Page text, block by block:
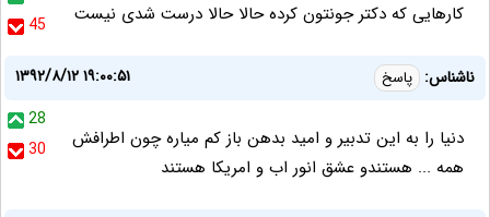
45
کارهایی که دکتر جونتون کرده حالا حالا درست شدی نیست
ناشناس: پاسخ
۱۳۹۲/۸/۱۲ ۱۹:۰۰:۵۱
28
30
دنیا را به این تدبیر و امید بدهن باز کم میاره چون اطرافش
همه ... هستندو عشق انور اب و امریکا هستند